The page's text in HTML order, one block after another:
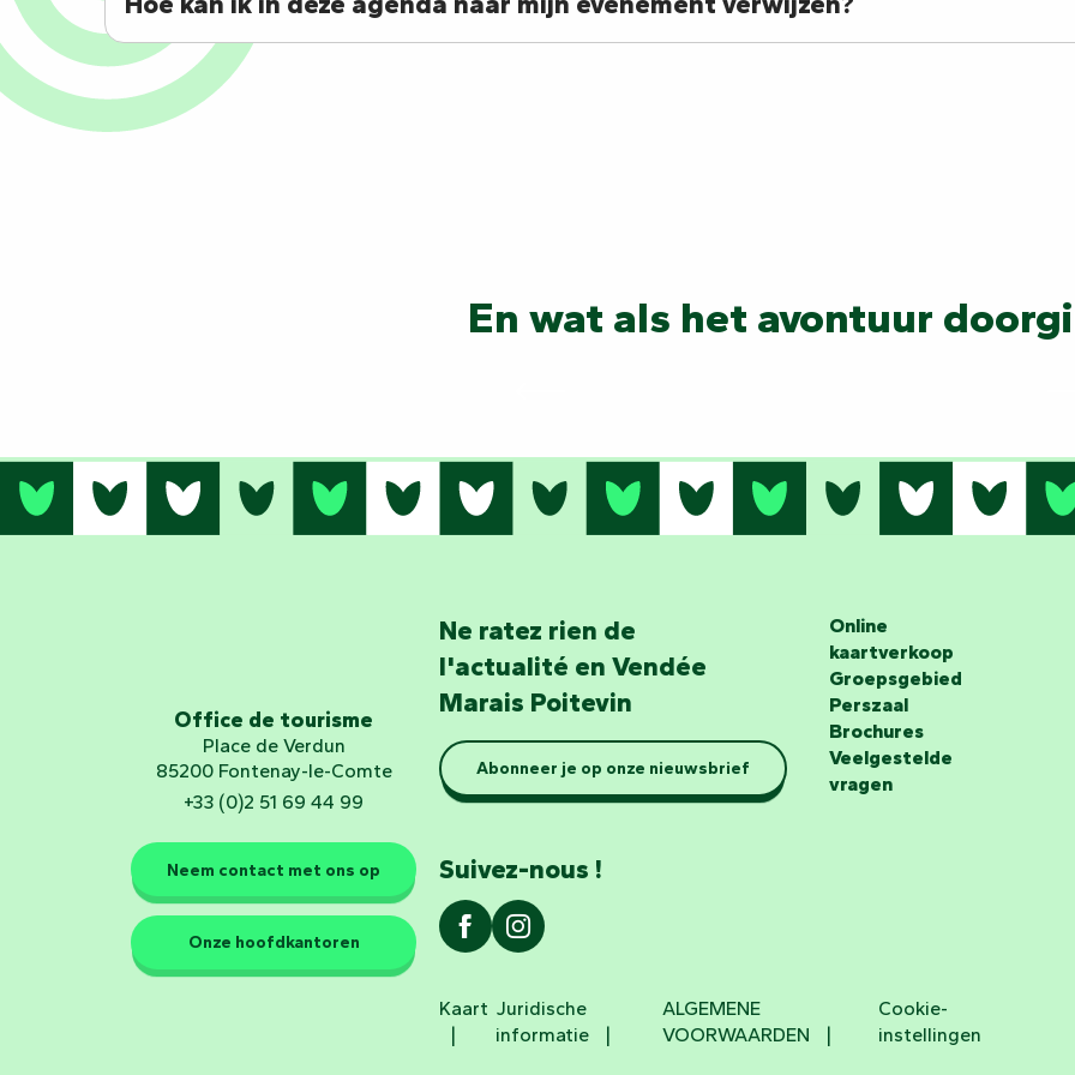
En wat als het avontuur
Office de tourisme
Place de Verdun
85200 Fontenay-le-Comte
+33 (0)2 51 69 44 99
Neem contact met ons op
Onze hoofdkantoren
Ne ratez rien de
l'actualité en Vendée
Marais Poitevin
Abonneer je op onze nieuwsbrief
Suivez-nous !
Online
kaartverkoop
Groepsgebied
Perszaal
Brochures
Veelgestelde
vragen
Kaart Juridische
informatie
ALGEMENE
VOORWAARDEN
Cookie-
instellingen